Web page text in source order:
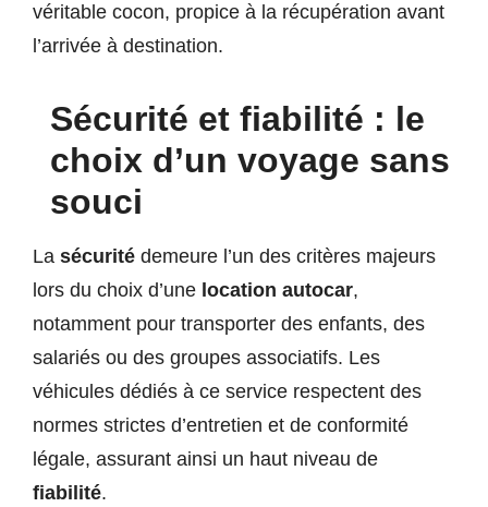
véritable cocon, propice à la récupération avant
l’arrivée à destination.
Sécurité et fiabilité : le
choix d’un voyage sans
souci
La sécurité demeure l’un des critères majeurs
lors du choix d’une location autocar,
notamment pour transporter des enfants, des
salariés ou des groupes associatifs. Les
véhicules dédiés à ce service respectent des
normes strictes d’entretien et de conformité
légale, assurant ainsi un haut niveau de
fiabilité.